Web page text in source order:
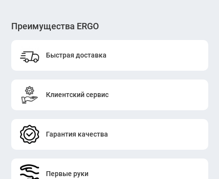
Преимущества ERGO
Быстрая доставка
Клиентский сервис
Гарантия качества
Первые руки